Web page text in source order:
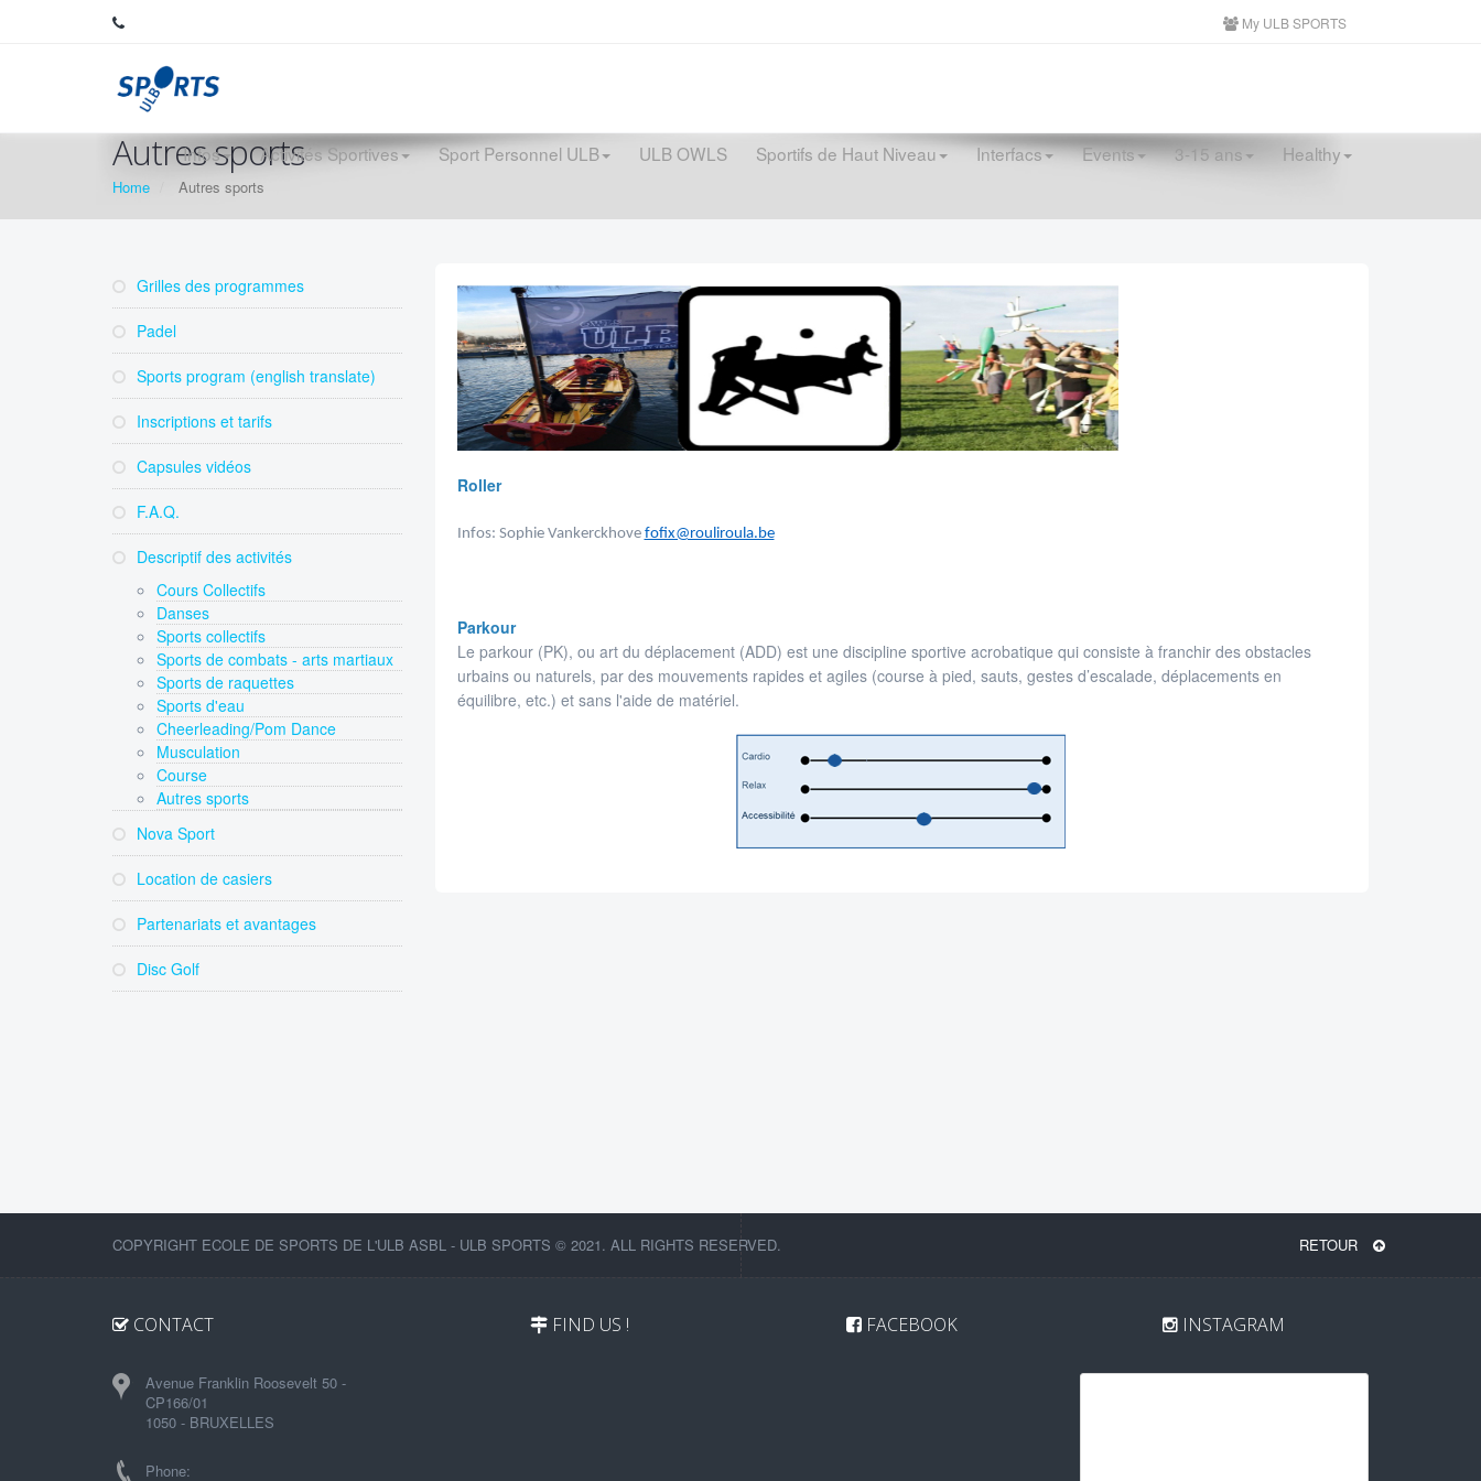
My ULB SPORTS
Infos Activités Sportives Sport Personnel ULB ULB OWLS Sportifs de Haut Niveau Interfacs Events 3-15 ans Healthy
Autres sports
Home Autres sports
Grilles des programmes
Padel
Sports program (english translate)
Inscriptions et tarifs
Capsules vidéos
F.A.Q.
Descriptif des activités
Cours Collectifs
Danses
Sports collectifs
Sports de combats - arts martiaux
Sports de raquettes
Sports d'eau
Cheerleading/Pom Dance
Musculation
Course
Autres sports
Nova Sport
Location de casiers
Partenariats et avantages
Disc Golf
Roller
Infos: Sophie Vankerckhove fofix@rouliroula.be
Parkour
Le parkour (PK), ou art du déplacement (ADD) est une discipline sportive acrobatique qui consiste à franchir des obstacles
urbains ou naturels, par des mouvements rapides et agiles (course à pied, sauts, gestes d’escalade, déplacements en
équilibre, etc.) et sans l'aide de matériel.
COPYRIGHT ECOLE DE SPORTS DE L'ULB ASBL - ULB SPORTS © 2021. ALL RIGHTS RESERVED. RETOUR
CONTACT
Avenue Franklin Roosevelt 50 -
CP166/01
1050 - BRUXELLES
Phone:
FIND US ! FACEBOOK INSTAGRAM